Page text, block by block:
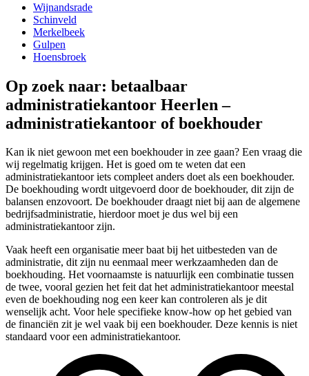
Wijnandsrade
Schinveld
Merkelbeek
Gulpen
Hoensbroek
Op zoek naar: betaalbaar
administratiekantoor Heerlen –
administratiekantoor of boekhouder
Kan ik niet gewoon met een boekhouder in zee gaan? Een vraag die
wij regelmatig krijgen. Het is goed om te weten dat een
administratiekantoor iets compleet anders doet als een boekhouder.
De boekhouding wordt uitgevoerd door de boekhouder, dit zijn de
balansen enzovoort. De boekhouder draagt niet bij aan de algemene
bedrijfsadministratie, hierdoor moet je dus wel bij een
administratiekantoor zijn.
Vaak heeft een organisatie meer baat bij het uitbesteden van de
administratie, dit zijn nu eenmaal meer werkzaamheden dan de
boekhouding. Het voornaamste is natuurlijk een combinatie tussen
de twee, vooral gezien het feit dat het administratiekantoor meestal
even de boekhouding nog een keer kan controleren als je dit
wenselijk acht. Voor hele specifieke know-how op het gebied van
de financiën zit je wel vaak bij een boekhouder. Deze kennis is niet
standaard voor een administratiekantoor.